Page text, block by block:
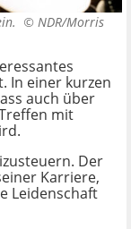
© NDR/Morris
In einer kurzen
auch über
mit
Der
Karriere,
Leidenschaft